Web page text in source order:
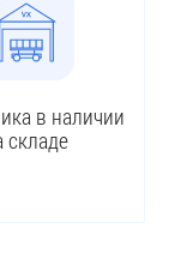
в наличии
складе